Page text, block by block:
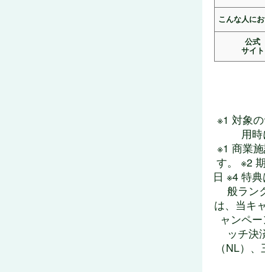
こんな人に
公式
サイト
※1 対象
用
※1 商業
す。 ※2
日 ※4 特
般ラン
は、当キ
ャンペ
ッチ決
（NL）